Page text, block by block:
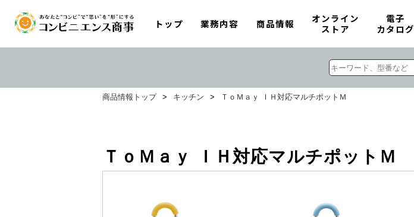
トップ 業務内容 商品情報
オンライン
ストア
電子
カタログ
商品情報トップ > キッチン > ＴｏＭａｙ ＩＨ対応マルチポットＭ
ＴｏＭａｙ ＩＨ対応マルチポットＭ